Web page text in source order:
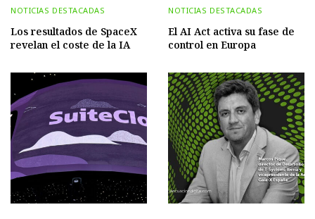
NOTICIAS DESTACADAS
Los resultados de SpaceX
revelan el coste de la IA
NOTICIAS DESTACADAS
El AI Act activa su fase de
control en Europa